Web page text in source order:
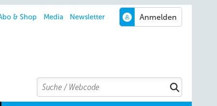
& Shop Media Newsletter
Search
Suchen